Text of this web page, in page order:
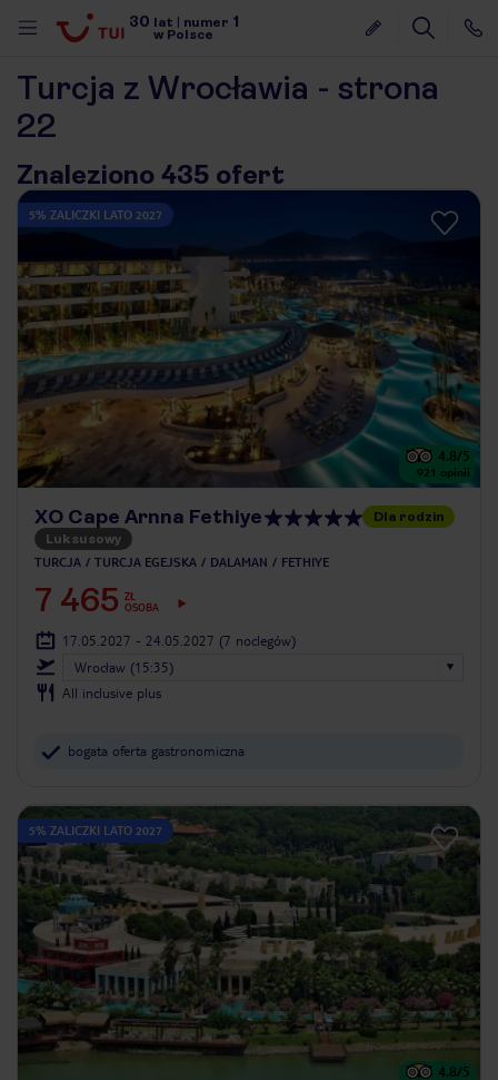
30 lat numer 1
w Polsce
Turcja z Wrocławia - strona
22
Znaleziono 435 ofert
5% ZALICZKI LATO 2027
4.8/5
921 opinii
XO Cape Arnna Fethiye
Dla rodzin
Luksusowy
TURCJA TURCJA EGEJSKA DALAMAN FETHIYE
7 465 ZŁ
OSOBA
17.05.2027 - 24.05.2027 (7 noclegów)
Wrocław (15:35)
All inclusive plus
bogata oferta gastronomiczna
5% ZALICZKI LATO 2027
4.8/5